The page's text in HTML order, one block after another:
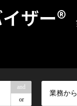
ザー®
and
or
業務か